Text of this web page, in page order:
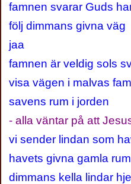
famnen svarar Guds
följ dimmans givna väg
jaa
famnen är veldig sols
visa vägen i malvas
savens rum i jorden
- alla väntar på att
vi sender lindan som
havets givna gamla
dimmans kella lindar